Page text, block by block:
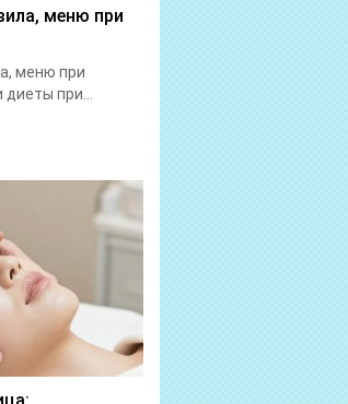
меню при
меню при
при...